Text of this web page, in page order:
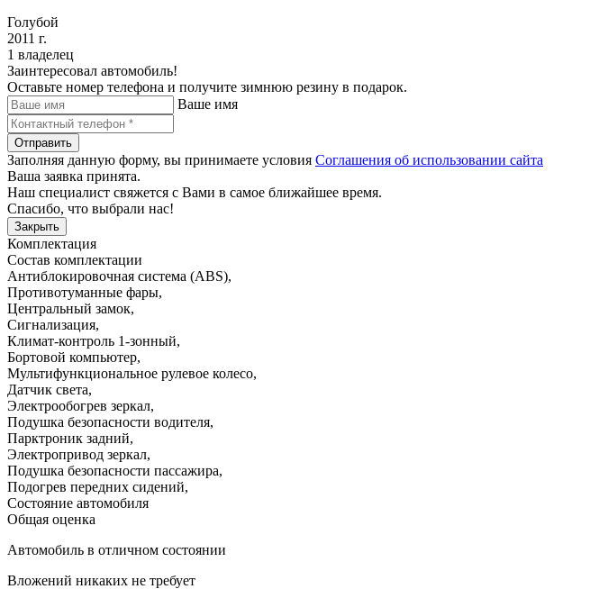
Голубой
2011 г.
1 владелец
Заинтересовал автомобиль!
Оставьте номер телефона и получите зимнюю резину в подарок.
Ваше имя
Отправить
Заполняя данную форму, вы принимаете условия Соглашения об использовании сайта
Ваша заявка принята.
Наш специалист свяжется с Вами в самое ближайшее время.
Спасибо, что выбрали нас!
Закрыть
Комплектация
Состав комплектации
Антиблокировочная система (ABS),
Противотуманные фары,
Центральный замок,
Сигнализация,
Климат-контроль 1-зонный,
Бортовой компьютер,
Мультифункциональное рулевое колесо,
Датчик света,
Электрообогрев зеркал,
Подушка безопасности водителя,
Парктроник задний,
Электропривод зеркал,
Подушка безопасности пассажира,
Подогрев передних сидений,
Состояние автомобиля
Общая оценка
Автомобиль в отличном состоянии
Вложений никаких не требует